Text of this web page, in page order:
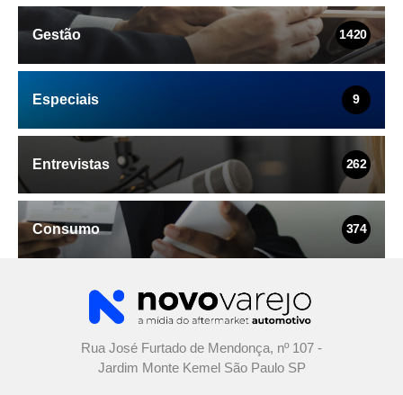
Gestão 1420
Especiais 9
Entrevistas 262
Consumo 374
Rua José Furtado de Mendonça, nº 107 -
Jardim Monte Kemel São Paulo SP